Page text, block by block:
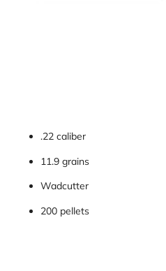
.22 caliber
11.9 grains
Wadcutter
200 pellets